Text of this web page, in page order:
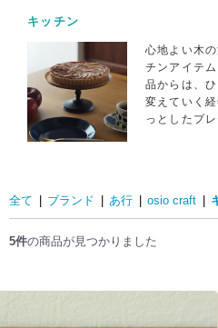
キッチン
心地よい木
チンアイテ
品からは、
変えていく
っとしたプ
全て ブランド あ行 osio craft
5件の商品が見つかりました